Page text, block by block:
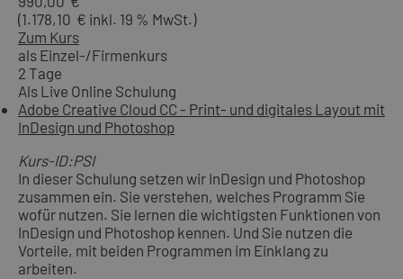
(1.178,10 € inkl. 19 % MwSt.)
Zum Kurs
als Einzel-/Firmenkurs
2 Tage
Als Live Online Schulung
Adobe Creative Cloud CC - Print- und digitales Layout mit
InDesign und Photoshop
Kurs-ID:PSI
In dieser Schulung setzen wir InDesign und Photoshop
zusammen ein. Sie verstehen, welches Programm Sie
wofür nutzen. Sie lernen die wichtigsten Funktionen von
InDesign und Photoshop kennen. Und Sie nutzen die
Vorteile, mit beiden Programmen im Einklang zu
arbeiten.